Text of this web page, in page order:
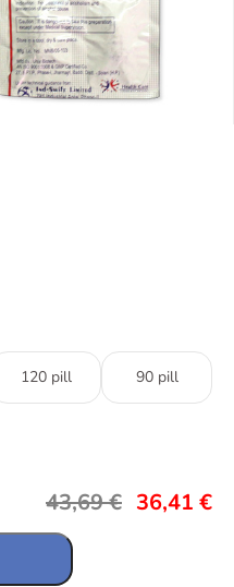
120 pill 90 pill
43,69€ 36,41 €